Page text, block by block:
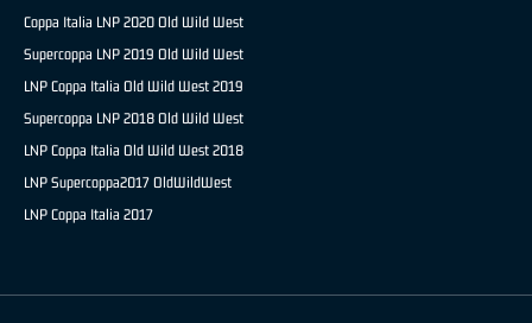
Coppa Italia LNP 2020 Old Wild West
Supercoppa LNP 2019 Old Wild West
LNP Coppa Italia Old Wild West 2019
Supercoppa LNP 2018 Old Wild West
LNP Coppa Italia Old Wild West 2018
LNP Supercoppa2017 OldWildWest
LNP Coppa Italia 2017